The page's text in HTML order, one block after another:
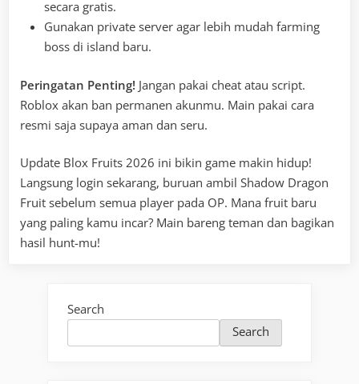
secara gratis.
Gunakan private server agar lebih mudah farming
boss di island baru.
Peringatan Penting! Jangan pakai cheat atau script.
Roblox akan ban permanen akunmu. Main pakai cara
resmi saja supaya aman dan seru.
Update Blox Fruits 2026 ini bikin game makin hidup!
Langsung login sekarang, buruan ambil Shadow Dragon
Fruit sebelum semua player pada OP. Mana fruit baru
yang paling kamu incar? Main bareng teman dan bagikan
hasil hunt-mu!
Search
Search